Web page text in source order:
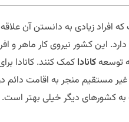
افراد زیادی به دانستن آن علاقه
این کشور نیروی کار ماهر و
توسعهکانادا کمک کنند. کانادا
غیر مستقیم منجر به اقامت دائم
کشورهای دیگر خیلی بهتر است.